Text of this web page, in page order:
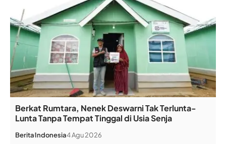
Berkat Rumtara, Nenek Deswarni Tak Terlunta-
Lunta Tanpa Tempat Tinggal di Usia Senja
BeritaIndonesia4 Agu 2026